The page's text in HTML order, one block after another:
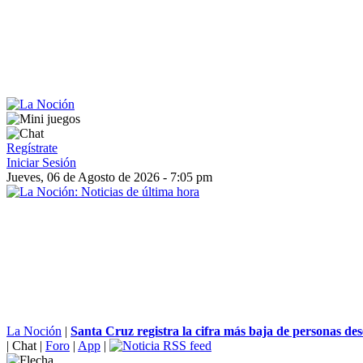
Regístrate
Iniciar Sesión
Jueves, 06 de Agosto de 2026 - 7:05 pm
La Noción | Santa Cruz registra la cifra más baja de personas
| Chat | Foro | App |